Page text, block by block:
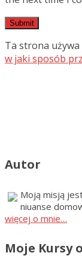
Ta strona
w jaki sposób
Autor
Moją misją
niuanse
więcej o mnie…
Moje Kursy